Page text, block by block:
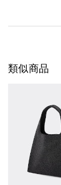
類似商品